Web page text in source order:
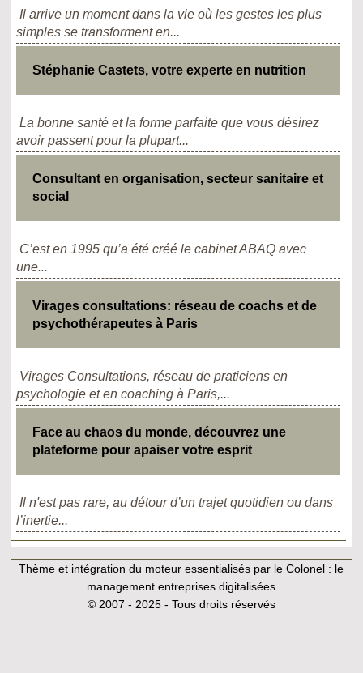
Il arrive un moment dans la vie où les gestes les plus
simples se transforment en...
Stéphanie Castets, votre experte en nutrition
La bonne santé et la forme parfaite que vous désirez
avoir passent pour la plupart...
Consultant en organisation, secteur sanitaire et
social
C’est en 1995 qu’a été créé le cabinet ABAQ avec
une...
Virages consultations: réseau de coachs et de
psychothérapeutes à Paris
Virages Consultations, réseau de praticiens en
psychologie et en coaching à Paris,...
Face au chaos du monde, découvrez une
plateforme pour apaiser votre esprit
Il n'est pas rare, au détour d’un trajet quotidien ou dans
l’inertie...
Thème et intégration du moteur essentialisés par le Colonel : le
management entreprises digitalisées
© 2007 - 2025 - Tous droits réservés